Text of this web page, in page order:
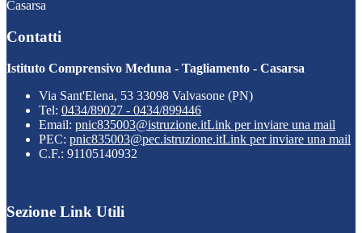
Casarsa
Contatti
Istituto Comprensivo Meduna - Tagliamento - Casarsa
Via Sant'Elena, 53 33098 Valvasone (PN)
Tel: 0434/89027 - 0434/899446
Email: pnic835003@istruzione.itLink per inviare una mail
PEC: pnic835003@pec.istruzione.itLink per inviare una mail
C.F.: 91105140932
Sezione Link Utili